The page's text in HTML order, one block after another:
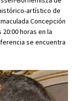
artístico de
Concepción
horas en la
se encuentra